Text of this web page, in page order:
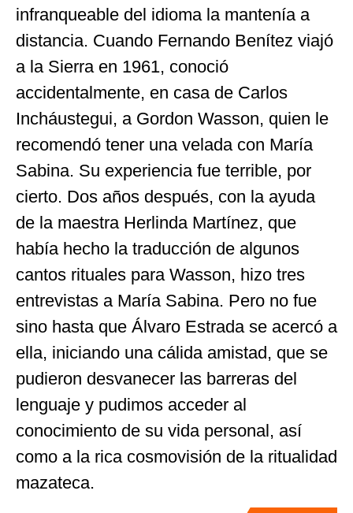
infranqueable del idioma la mantenía a
distancia. Cuando Fernando Benítez viajó
a la Sierra en 1961, conoció
accidentalmente, en casa de Carlos
Incháustegui, a Gordon Wasson, quien le
recomendó tener una velada con María
Sabina. Su experiencia fue terrible, por
cierto. Dos años después, con la ayuda
de la maestra Herlinda Martínez, que
había hecho la traducción de algunos
cantos rituales para Wasson, hizo tres
entrevistas a María Sabina. Pero no fue
sino hasta que Álvaro Estrada se acercó a
ella, iniciando una cálida amistad, que se
pudieron desvanecer las barreras del
lenguaje y pudimos acceder al
conocimiento de su vida personal, así
como a la rica cosmovisión de la ritualidad
mazateca.